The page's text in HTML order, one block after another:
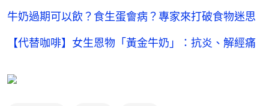
牛奶過期可以飲？食生蛋會病？專家來打破食物迷思
【代替咖啡】女生恩物「黃金牛奶」：抗炎、解經痛